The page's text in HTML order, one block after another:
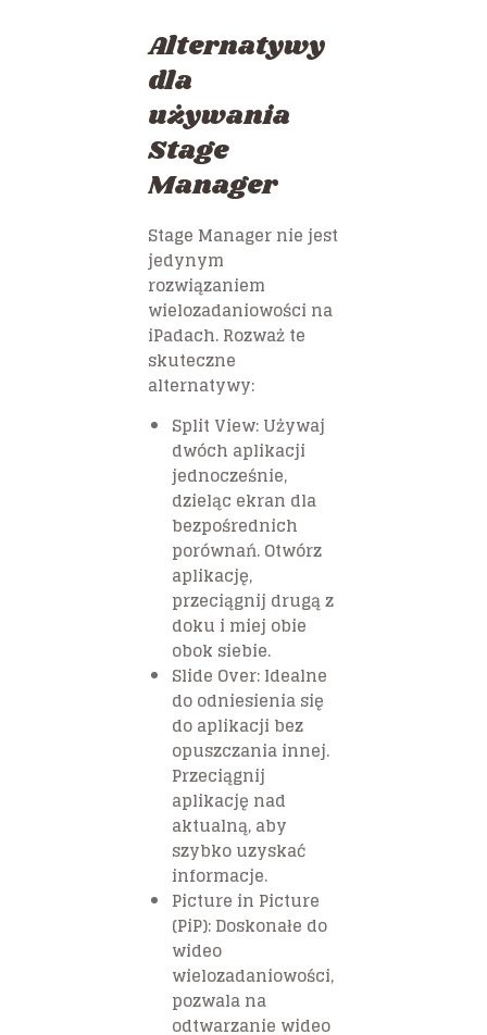
Alternatywy
dla
używania
Stage
Manager
Stage Manager nie jest
jedynym
rozwiązaniem
wielozadaniowości na
iPadach. Rozważ te
skuteczne
alternatywy:
Split View: Używaj
dwóch aplikacji
jednocześnie,
dzieląc ekran dla
bezpośrednich
porównań. Otwórz
aplikację,
przeciągnij drugą z
doku i miej obie
obok siebie.
Slide Over: Idealne
do odniesienia się
do aplikacji bez
opuszczania innej.
Przeciągnij
aplikację nad
aktualną, aby
szybko uzyskać
informacje.
Picture in Picture
(PiP): Doskonałe do
wideo
wielozadaniowości,
pozwala na
odtwarzanie wideo